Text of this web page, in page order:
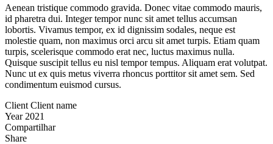
Aenean tristique commodo gravida. Donec vitae commodo mauris,
id pharetra dui. Integer tempor nunc sit amet tellus accumsan
lobortis. Vivamus tempor, ex id dignissim sodales, neque est
molestie quam, non maximus orci arcu sit amet turpis. Etiam quam
turpis, scelerisque commodo erat nec, luctus maximus nulla.
Quisque suscipit tellus eu nisl tempor tempus. Aliquam erat volutpat.
Nunc ut ex quis metus viverra rhoncus porttitor sit amet sem. Sed
condimentum euismod cursus.
Client Client name
Year 2021
Compartilhar
Share